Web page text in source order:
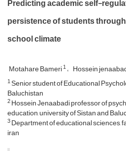
Predicting academic self-
persistence of students
school climate
Motahare Bameri1 Hossein
1Senior student of Educational
Baluchistan
2Hossein Jenaabadi professor of
education, university of Sistan and
3Department of educational sciences,
iran